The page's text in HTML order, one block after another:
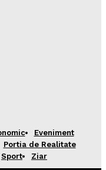
Eveniment
Portia de Realitate
Sport Ziar